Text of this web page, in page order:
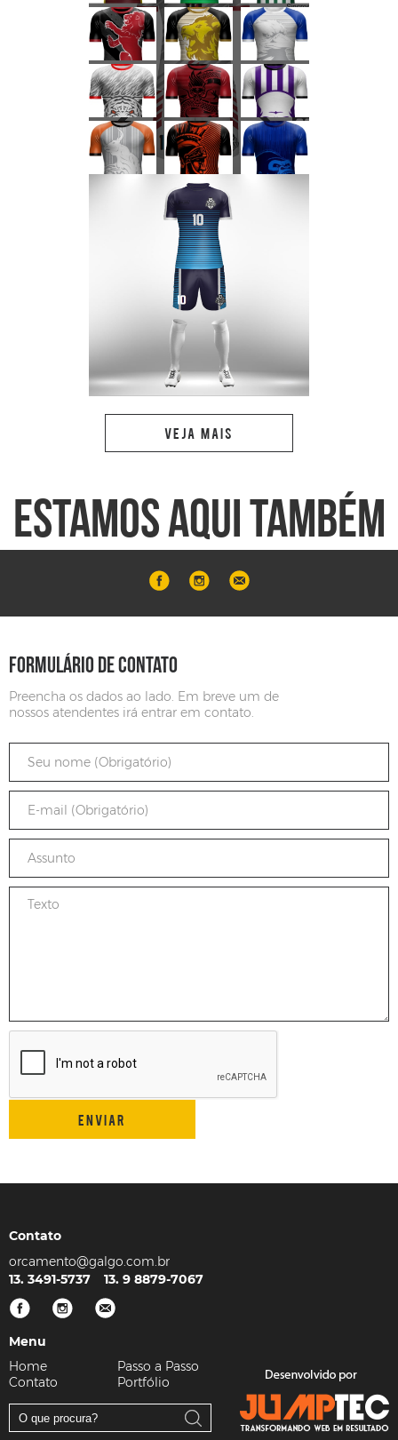
VEJA MAIS
ESTAMOS AQUI TAMBÉM
FORMULÁRIO DE CONTATO
Preencha os dados ao lado. Em breve um de
nossos atendentes irá entrar em contato.
Contato
13. 3491-5737 13. 9 8879-7067
Menu
Home
Contato
Passo a Passo
Portfólio